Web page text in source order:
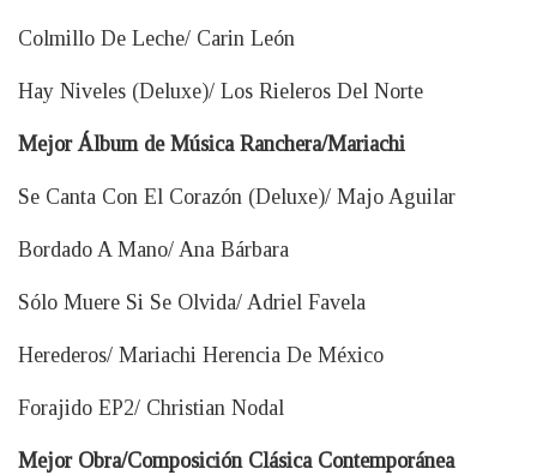
Colmillo De Leche/ Carin León
Hay Niveles (Deluxe)/ Los Rieleros Del Norte
Mejor Álbum de Música Ranchera/Mariachi
Se Canta Con El Corazón (Deluxe)/ Majo Aguilar
Bordado A Mano/ Ana Bárbara
Sólo Muere Si Se Olvida/ Adriel Favela
Herederos/ Mariachi Herencia De México
Forajido EP2/ Christian Nodal
Mejor Obra/Composición Clásica Contemporánea